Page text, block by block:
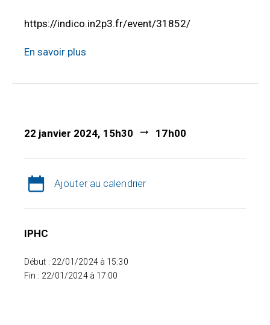
https://indico.in2p3.fr/event/31852/
En savoir plus
22 janvier 2024, 15h30 17h00
Ajouter au calendrier
IPHC
Début : 22/01/2024 à 15:30
Fin : 22/01/2024 à 17:00